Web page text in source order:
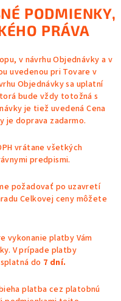
PODMIENKY,
PRÁVA
v návrhu Objednávky a v
uvedenou pri Tovare v
Objednávky sa uplatní
bude vždy totožná s
je tiež uvedená Cena
je doprava zadarmo.
vrátane všetkých
predpismi.
požadovať po uzavretí
Celkovej ceny môžete
vykonanie platby Vám
V prípade platby
do 7 dní.
platba cez platobnú